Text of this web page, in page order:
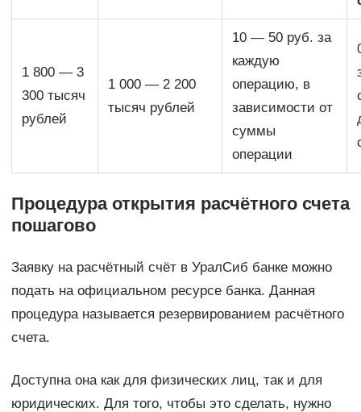
1 800 — 3
300 тысяч
рублей
1 000 — 2 200
тысяч рублей
10 — 50 руб. за
каждую
операцию, в
зависимости от
суммы
операции
Процедура открытия расчётного счета
пошагово
Заявку на расчётный счёт в УралСиб банке можно
подать на официальном ресурсе банка. Данная
процедура называется резервированием расчётного
счета.
Доступна она как для физических лиц, так и для
юридических. Для того, чтобы это сделать, нужно